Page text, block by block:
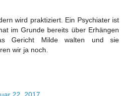
wird praktiziert. Ein Psychiater ist
im Grunde bereits über Erhängen
Gericht Milde walten und sie
wir ja noch.
22, 2017